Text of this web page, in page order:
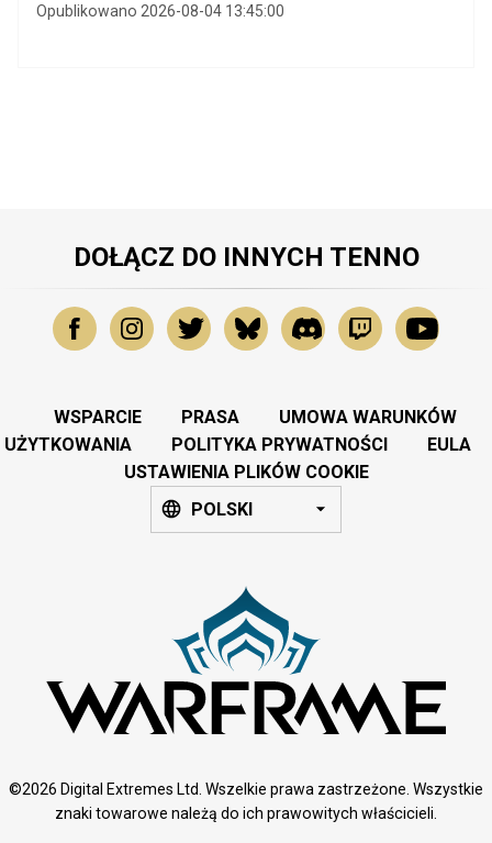
Opublikowano 2026-08-04 13:45:00
DOŁĄCZ DO INNYCH TENNO
WSPARCIE PRASA
UMOWA WARUNKÓW
UŻYTKOWANIA
POLITYKA PRYWATNOŚCI
EULA
USTAWIENIA PLIKÓW COOKIE
POLSKI
©2026 Digital Extremes Ltd. Wszelkie prawa zastrzeżone. Wszystkie
znaki towarowe należą do ich prawowitych właścicieli.